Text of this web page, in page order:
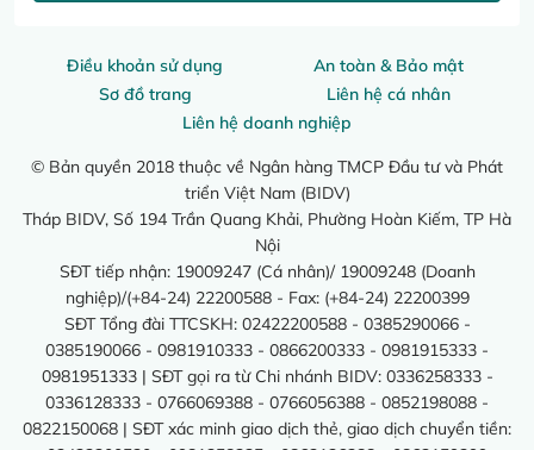
Điều khoản sử dụng
An toàn & Bảo mật
Sơ đồ trang
Liên hệ cá nhân
Liên hệ doanh nghiệp
© Bản quyền 2018 thuộc về Ngân hàng TMCP Đầu tư và Phát
triển Việt Nam (BIDV)
Tháp BIDV, Số 194 Trần Quang Khải, Phường Hoàn Kiếm, TP Hà
Nội
SĐT tiếp nhận: 19009247 (Cá nhân)/ 19009248 (Doanh
nghiệp)/(+84-24) 22200588 - Fax: (+84-24) 22200399
SĐT Tổng đài TTCSKH: 02422200588 - 0385290066 -
0385190066 - 0981910333 - 0866200333 - 0981915333 -
0981951333 | SĐT gọi ra từ Chi nhánh BIDV: 0336258333 -
0336128333 - 0766069388 - 0766056388 - 0852198088 -
0822150068 | SĐT xác minh giao dịch thẻ, giao dịch chuyển tiền: